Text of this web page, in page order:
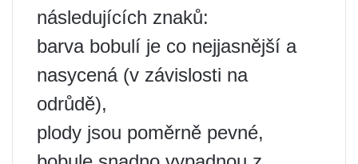
následujících znaků:
barva bobulí je co nejjasnější a
nasycená (v závislosti na
odrůdě),
plody jsou poměrně pevné,